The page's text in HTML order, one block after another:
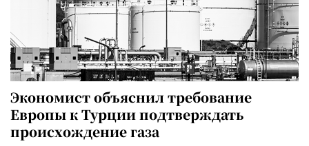
Экономист объяснил требование
Европы к Турции подтверждать
происхождение газа